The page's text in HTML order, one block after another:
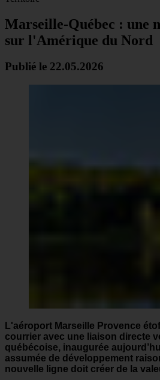
Marseille-Québec : une
sur l'Amérique du Nord
Publié le 22.05.2026
L'aéroport Marseille Provence
courrier avec une liaison directe
québécoise, inaugurée
assumée de développement
nouvelle ligne doit créer de la